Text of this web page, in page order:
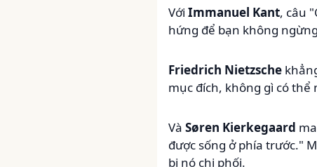
Với Immanuel Kant, câu
hứng để bạn không
Friedrich Nietzsche
mục đích, không gì có thể
Và Søren Kierkegaard
được sống ở phía trước."
bị nó chi phối.